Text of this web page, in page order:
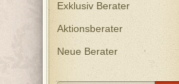
Exklusiv Berater
Aktionsberater
Neue Berater